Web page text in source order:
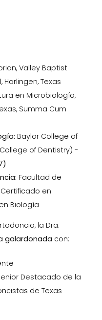
Valley Baptist
Texas
en Microbiología,
Summa Cum
Baylor College of
of Dentistry) -
Facultad de
en
Biología
la Dra.
galardonada con:
Destacado de la
de Texas